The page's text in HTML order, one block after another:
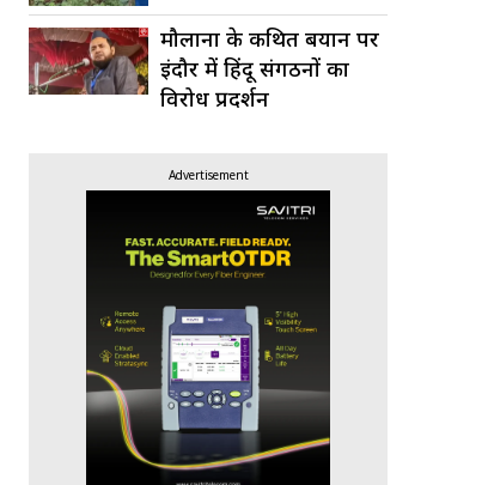
मौलाना के कथित बयान पर
इंदौर में हिंदू संगठनों का
विरोध प्रदर्शन
Advertisement